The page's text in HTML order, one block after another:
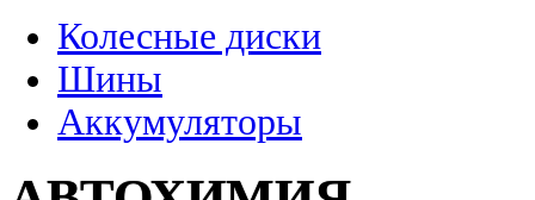
Колесные диски
Шины
Аккумуляторы